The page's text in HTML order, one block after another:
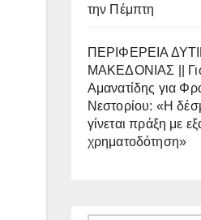
την Πέμπτη
ΠΕΡΙΦΕΡΕΙΑ
ΜΑΚΕΔΟΝΙΑΣ ||
Αμανατίδης για
Νεστορίου: «Η
γίνεται πράξη με
χρηματοδότηση»